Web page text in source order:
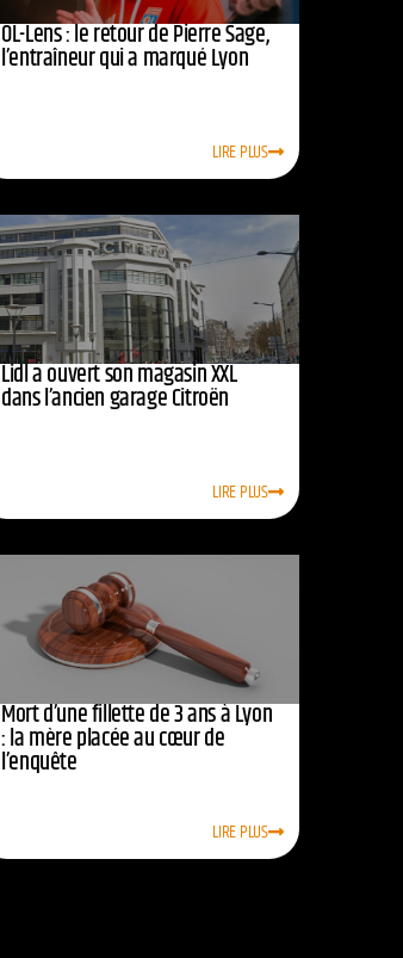
OL-Lens : le retour de Pierre Sage,
l’entraîneur qui a marqué Lyon
LIRE PLUS
Lidl a ouvert son magasin XXL
dans l’ancien garage Citroën
LIRE PLUS
Mort d’une fillette de 3 ans à Lyon
: la mère placée au cœur de
l’enquête
LIRE PLUS